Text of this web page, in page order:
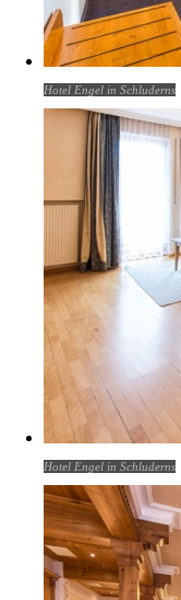
Hotel Engel in Schluderns
Hotel Engel in Schluderns